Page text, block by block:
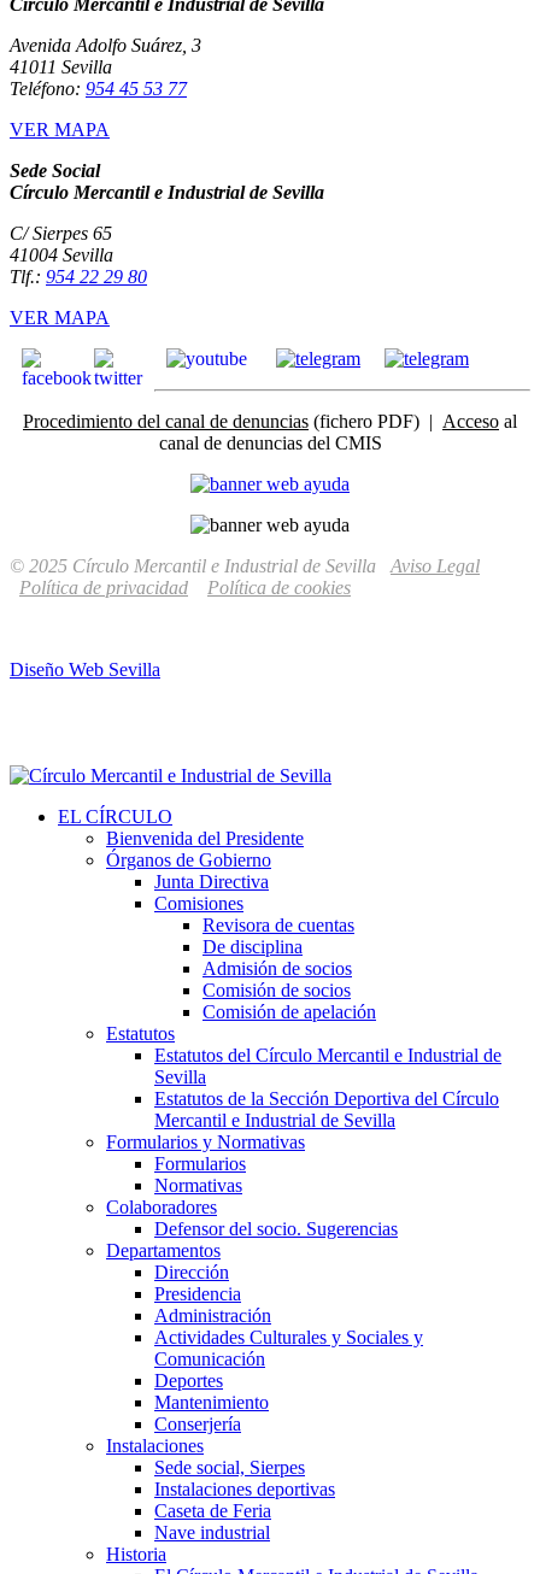
Avenida Adolfo Suárez, 3
41011 Sevilla
Teléfono: 954 45 53 77
VER MAPA
Sede Social
Círculo Mercantil e Industrial de Sevilla
C/ Sierpes 65
41004 Sevilla
Tlf.: 954 22 29 80
VER MAPA
Procedimiento del canal de denuncias (fichero PDF) | Acceso al
canal de denuncias del CMIS
© 2025 Círculo Mercantil e Industrial de Sevilla Aviso Legal
Política de privacidad
Política de cookies
Diseño Web Sevilla
EL CÍRCULO
Bienvenida del Presidente
Órganos de Gobierno
Junta Directiva
Comisiones
Revisora de cuentas
De disciplina
Admisión de socios
Comisión de socios
Comisión de apelación
Estatutos
Estatutos del Círculo Mercantil e Industrial de
Sevilla
Estatutos de la Sección Deportiva del Círculo
Mercantil e Industrial de Sevilla
Formularios y Normativas
Formularios
Normativas
Colaboradores
Defensor del socio. Sugerencias
Departamentos
Dirección
Presidencia
Administración
Actividades Culturales y Sociales y
Comunicación
Deportes
Mantenimiento
Conserjería
Instalaciones
Sede social, Sierpes
Instalaciones deportivas
Caseta de Feria
Nave industrial
Historia